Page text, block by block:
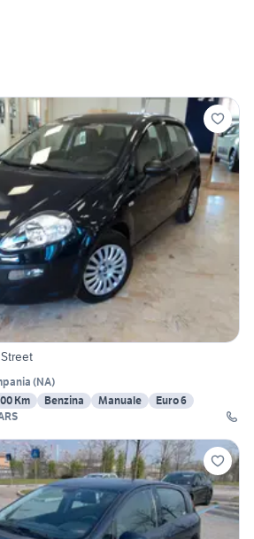
(NA)
Km Benzina Manuale
Euro 6